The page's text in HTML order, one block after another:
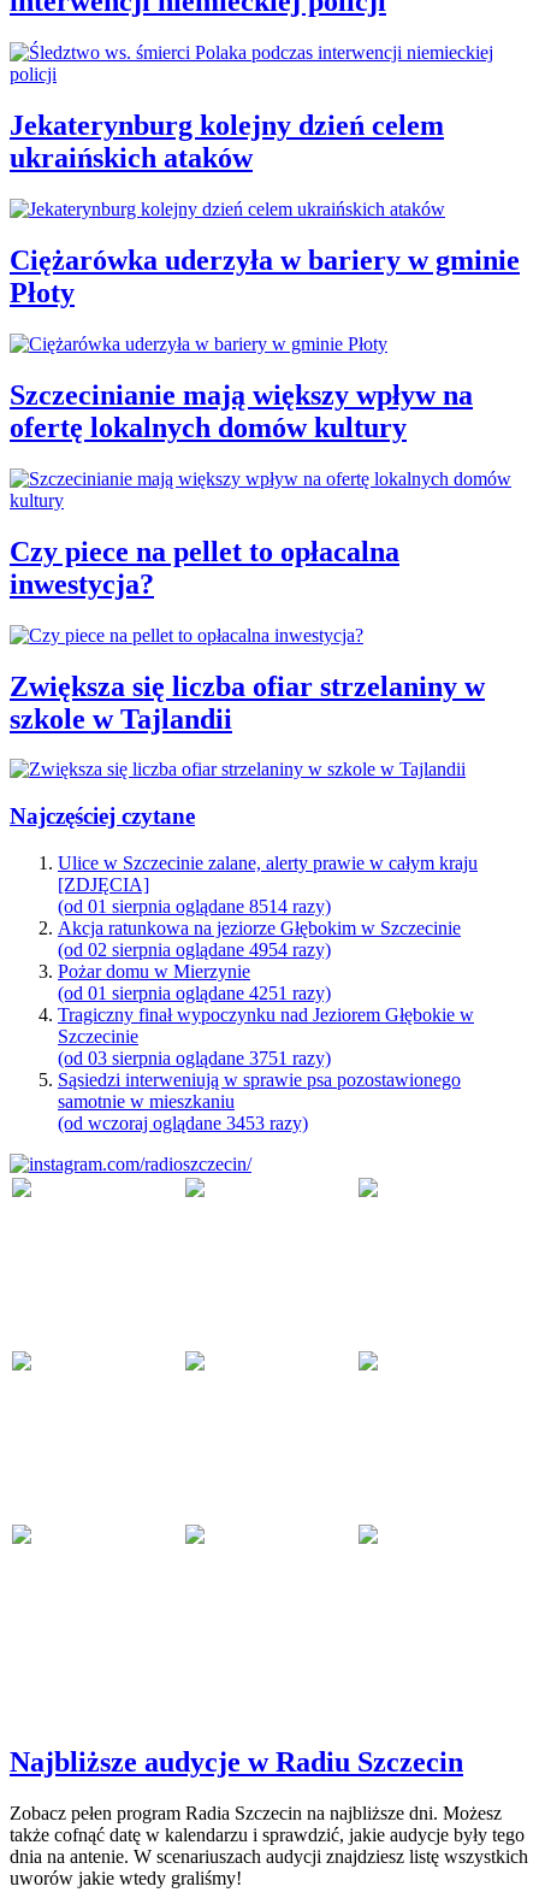
Jekaterynburg kolejny dzień celem
ukraińskich ataków
Ciężarówka uderzyła w bariery w gminie
Płoty
Szczecinianie mają większy wpływ na
ofertę lokalnych domów kultury
Czy piece na pellet to opłacalna
inwestycja?
Zwiększa się liczba ofiar strzelaniny w
szkole w Tajlandii
Najczęściej czytane
Ulice w Szczecinie zalane, alerty prawie w całym kraju
[ZDJĘCIA]
(od 01 sierpnia oglądane 8514 razy)
Akcja ratunkowa na jeziorze Głębokim w Szczecinie
(od 02 sierpnia oglądane 4954 razy)
Pożar domu w Mierzynie
(od 01 sierpnia oglądane 4251 razy)
Tragiczny finał wypoczynku nad Jeziorem Głębokie w
Szczecinie
(od 03 sierpnia oglądane 3751 razy)
Sąsiedzi interweniują w sprawie psa pozostawionego
samotnie w mieszkaniu
(od wczoraj oglądane 3453 razy)
Najbliższe audycje w Radiu Szczecin
Zobacz pełen program Radia Szczecin na najbliższe dni. Możesz
także cofnąć datę w kalendarzu i sprawdzić, jakie audycje były tego
dnia na antenie. W scenariuszach audycji znajdziesz listę wszystkich
uworów jakie wtedy graliśmy!